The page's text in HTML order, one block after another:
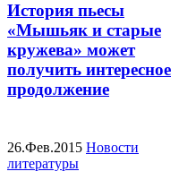
История пьесы
«Мышьяк и старые
кружева» может
получить интересное
продолжение
26.Фев.2015 Новости
литературы